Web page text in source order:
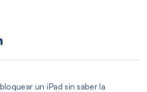
un iPad sin saber la